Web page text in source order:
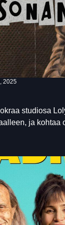
2025
studiosa
ja kohtaa